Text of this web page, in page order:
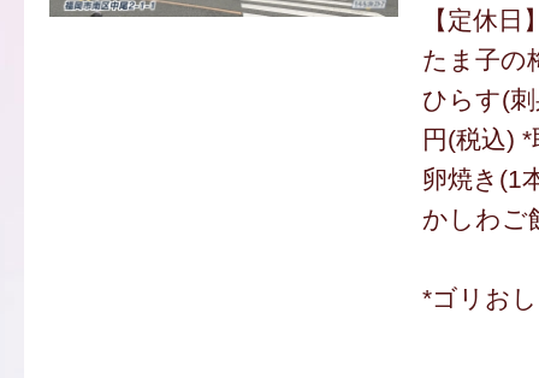
【定休日
たま子の
ひらす(
円(税込)
卵焼き(1
かしわご
*ゴリお